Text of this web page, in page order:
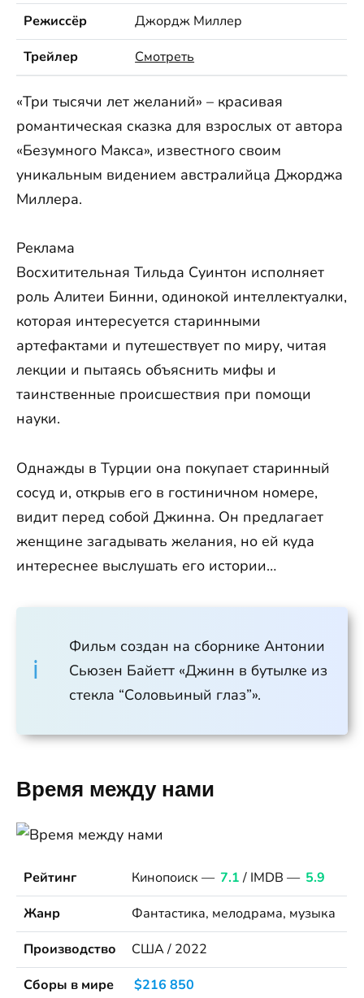
Режиссёр
Джордж Миллер
Трейлер
Смотреть
«Три тысячи лет желаний» – красивая
романтическая сказка для взрослых от автора
«Безумного Макса», известного своим
уникальным видением австралийца Джорджа
Миллера.
Реклама
Восхитительная Тильда Суинтон исполняет
роль Алитеи Бинни, одинокой интеллектуалки,
которая интересуется старинными
артефактами и путешествует по миру, читая
лекции и пытаясь объяснить мифы и
таинственные происшествия при помощи
науки.
Однажды в Турции она покупает старинный
сосуд и, открыв его в гостиничном номере,
видит перед собой Джинна. Он предлагает
женщине загадывать желания, но ей куда
интереснее выслушать его истории…
Фильм создан на сборнике Антонии
Сьюзен Байетт «Джинн в бутылке из
стекла “Соловьиный глаз”».
Время между нами
Рейтинг Кинопоиск — 7.1 / IMDB — 5.9
Жанр
Фантастика, мелодрама, музыка
Производство
США / 2022
Сборы в мире
$216 850